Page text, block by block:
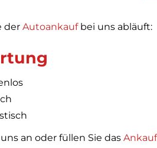
der Autoankaufbei uns abläuft:
an oder füllen Sie das